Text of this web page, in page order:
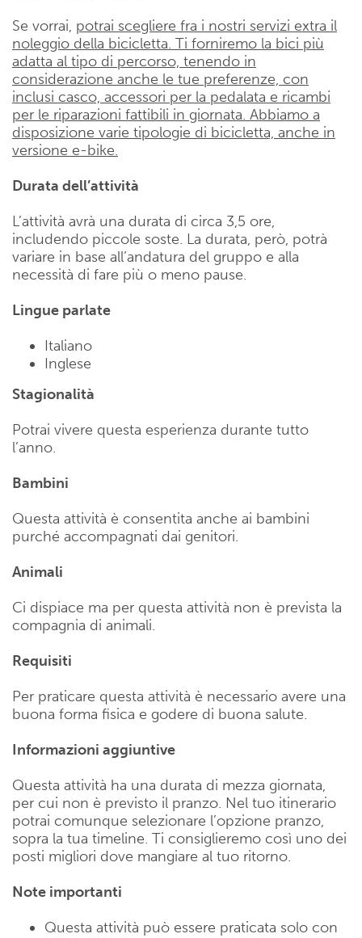
Se vorrai, potrai scegliere fra i nostri servizi extra il
noleggio della bicicletta. Ti forniremo la bici più
adatta al tipo di percorso, tenendo in
considerazione anche le tue preferenze, con
inclusi casco, accessori per la pedalata e ricambi
per le riparazioni fattibili in giornata. Abbiamo a
disposizione varie tipologie di bicicletta, anche in
versione e-bike.
Durata dell’attività
L’attività avrà una durata di circa 3,5 ore,
includendo piccole soste. La durata, però, potrà
variare in base all’andatura del gruppo e alla
necessità di fare più o meno pause.
Lingue parlate
Italiano
Inglese
Stagionalità
Potrai vivere questa esperienza durante tutto
l’anno.
Bambini
Questa attività è consentita anche ai bambini
purché accompagnati dai genitori.
Animali
Ci dispiace ma per questa attività non è prevista la
compagnia di animali.
Requisiti
Per praticare questa attività è necessario avere una
buona forma fisica e godere di buona salute.
Informazioni aggiuntive
Questa attività ha una durata di mezza giornata,
per cui non è previsto il pranzo. Nel tuo itinerario
potrai comunque selezionare l’opzione pranzo,
sopra la tua timeline. Ti consiglieremo così uno dei
posti migliori dove mangiare al tuo ritorno.
Note importanti
Questa attività può essere praticata solo con